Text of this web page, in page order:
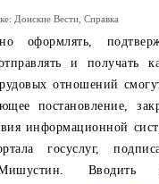
Донские Вести Справка
оформлять,
и получать
отношений
постановление,
информационной
госуслуг,
Вводить